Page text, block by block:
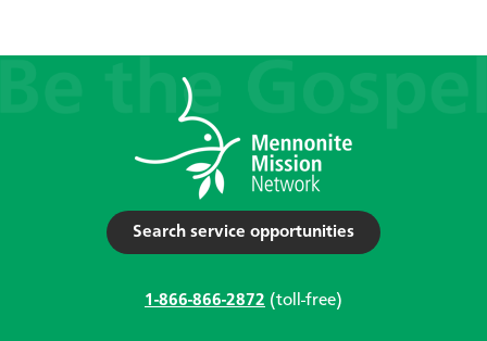
Search service opportunities
1-866-866-2872 (toll-free)